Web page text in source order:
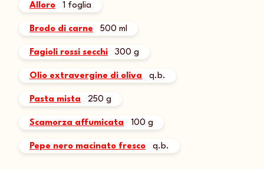
Alloro 1 foglia
Brodo di carne 500 ml
Fagioli rossi secchi 300 g
Olio extravergine di oliva q.b.
Pasta mista 250 g
Scamorza affumicata 100 g
Pepe nero macinato fresco q.b.